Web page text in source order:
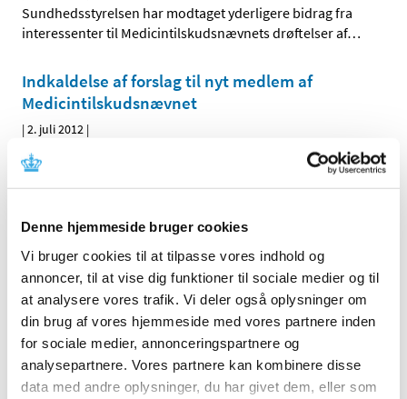
Denne hjemmeside bruger cookies
Vi bruger cookies til at tilpasse vores indhold og
annoncer, til at vise dig funktioner til sociale medier og til
at analysere vores trafik. Vi deler også oplysninger om
din brug af vores hjemmeside med vores partnere inden
for sociale medier, annonceringspartnere og
analysepartnere. Vores partnere kan kombinere disse
data med andre oplysninger, du har givet dem, eller som
Sundhedsstyrelsen har modtaget yderligere bidrag fra
interessenter til Medicintilskudsnævnets drøftelser af…
Indkaldelse af forslag til nyt medlem af
Medicintilskudsnævnet
|2. juli 2012 |
Med virkning fra den 1. september 2012 udvides
Medicintilskudsnævnet med et medlem, der skal…
Alle (514)
TID
2026 (22)
2025 (13)
2024 (15)
2023 (18)
2022 (10)